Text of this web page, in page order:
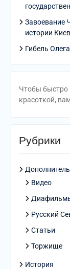
Завоевание
истории
Гибель
Чтобы быстро
красоткой,
Рубрики
Видео
Русский
Статьи
Торжище
История